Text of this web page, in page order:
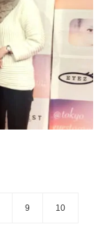
9 10